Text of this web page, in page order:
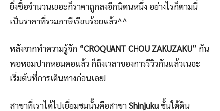
ยิ่งซื้อจำนวนเยอะก็ราคาถูกลงอีกนิดนหนึ่ง อย่างไรก็ตามนี่
เป็นราคาที่รวมภาษีเรียบร้อยแล้ว^^
หลังจากทำความรู้จัก “CROQUANT CHOU ZAKUZAKU” กัน
พอหอมปากหอมคอแล้ว ก็ถึงเวลาของการรีวิวกันแล้วเนอะ
เริ่มต้นที่การเดินทางก่อนเลย!
สาขาที่เราได้ไปเยี่ยมชมนั้นคือสาขาShinjukuชั้นใต้ดิน